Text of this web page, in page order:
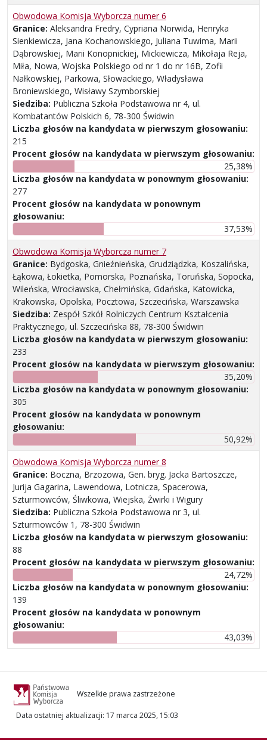
Obwodowa Komisja Wyborcza numer 6
Granice: Aleksandra Fredry, Cypriana Norwida, Henryka
Sienkiewicza, Jana Kochanowskiego, Juliana Tuwima, Marii
Dąbrowskiej, Marii Konopnickiej, Mickiewicza, Mikołaja Reja,
Miła, Nowa, Wojska Polskiego od nr 1 do nr 16B, Zofii
Nałkowskiej, Parkowa, Słowackiego, Władysława
Broniewskiego, Wisławy Szymborskiej
Siedziba: Publiczna Szkoła Podstawowa nr 4, ul.
Kombatantów Polskich 6, 78-300 Świdwin
Liczba głosów na kandydata w pierwszym głosowaniu:
215
Procent głosów na kandydata w pierwszym głosowaniu:
25,38%
Liczba głosów na kandydata w ponownym głosowaniu:
277
Procent głosów na kandydata w ponownym
głosowaniu:
37,53%
Obwodowa Komisja Wyborcza numer 7
Granice: Bydgoska, Gnieźnieńska, Grudziądzka, Koszalińska,
Łąkowa, Łokietka, Pomorska, Poznańska, Toruńska, Sopocka,
Wileńska, Wrocławska, Chełmińska, Gdańska, Katowicka,
Krakowska, Opolska, Pocztowa, Szczecińska, Warszawska
Siedziba: Zespół Szkół Rolniczych Centrum Kształcenia
Praktycznego, ul. Szczecińska 88, 78-300 Świdwin
Liczba głosów na kandydata w pierwszym głosowaniu:
233
Procent głosów na kandydata w pierwszym głosowaniu:
35,20%
Liczba głosów na kandydata w ponownym głosowaniu:
305
Procent głosów na kandydata w ponownym
głosowaniu:
50,92%
Obwodowa Komisja Wyborcza numer 8
Granice: Boczna, Brzozowa, Gen. bryg. Jacka Bartoszcze,
Jurija Gagarina, Lawendowa, Lotnicza, Spacerowa,
Szturmowców, Śliwkowa, Wiejska, Żwirki i Wigury
Siedziba: Publiczna Szkoła Podstawowa nr 3, ul.
Szturmowców 1, 78-300 Świdwin
Liczba głosów na kandydata w pierwszym głosowaniu:
88
Procent głosów na kandydata w pierwszym głosowaniu:
24,72%
Liczba głosów na kandydata w ponownym głosowaniu:
139
Procent głosów na kandydata w ponownym
głosowaniu:
43,03%
Wszelkie prawa zastrzeżone
Data ostatniej aktualizacji: 17 marca 2025, 15:03